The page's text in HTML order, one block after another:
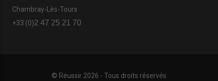
Chambray-Lès-Tours
+33 (0)2 47 25 21 70
© Réussir 2026 - Tous droits réservés